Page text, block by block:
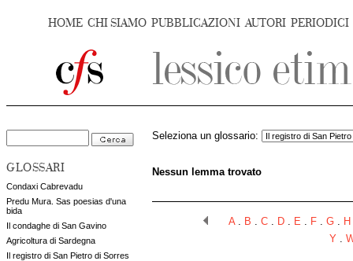
HOME CHI SIAMO PUBBLICAZIONI AUTORI PERIODICI
GLOSSARI
Condaxi Cabrevadu
Predu Mura. Sas poesias d'una
bida
Il condaghe di San Gavino
Agricoltura di Sardegna
Il registro di San Pietro di Sorres
Seleziona un glossario:
Nessun lemma trovato
A. B . C. D. E . F. G. H
Y .